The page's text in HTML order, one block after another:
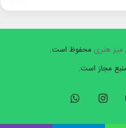
میز هنری محفوظ است.
مجاز است.
یوتیوب اینستاگرام